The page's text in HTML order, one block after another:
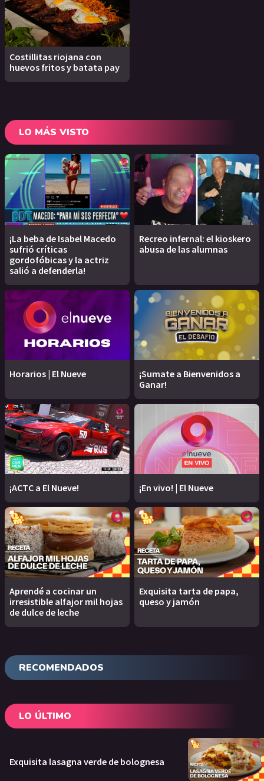
Costillitas riojana con
huevos fritos y batata pay
LO MÁS VISTO
¡La beba de Isabel Macedo
sufrió críticas
gordofóbicas y la actriz
salió a defenderla!
Recreo infernal: el kioskero
abusa de las alumnas
Horarios | El Nueve
¡Sumate a Bienvenidos a
Ganar!
¡ACTC a El Nueve! ¡En vivo! | El Nueve
Aprendé a cocinar un
irresistible alfajor mil hojas
de dulce de leche
Exquisita tarta de papa,
queso y jamón
RECOMENDADOS
LO ÚLTIMO
Exquisita lasagna verde de bolognesa